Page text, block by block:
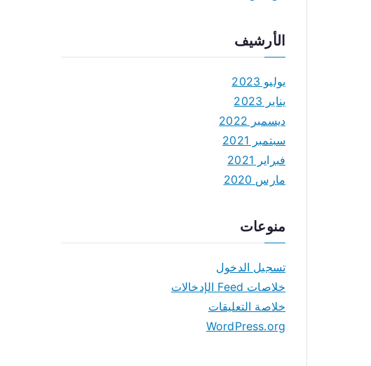
الأرشيف
يوليو 2023
يناير 2023
ديسمبر 2022
سبتمبر 2021
فبراير 2021
مارس 2020
منوعات
تسجيل الدخول
خلاصات Feed الإدخالات
خلاصة التعليقات
WordPress.org